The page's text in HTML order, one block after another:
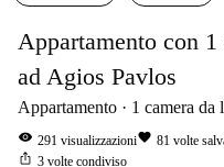
Appartamento con
ad Agios Pavlos
Appartamento 1 camera da
visibility 291 visualizzazionifavorite 81 volte
ios_share 3 volte condiviso